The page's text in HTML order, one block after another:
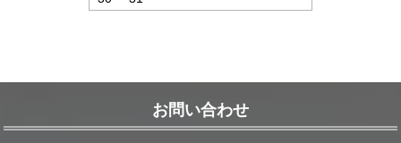
お問い合わせ